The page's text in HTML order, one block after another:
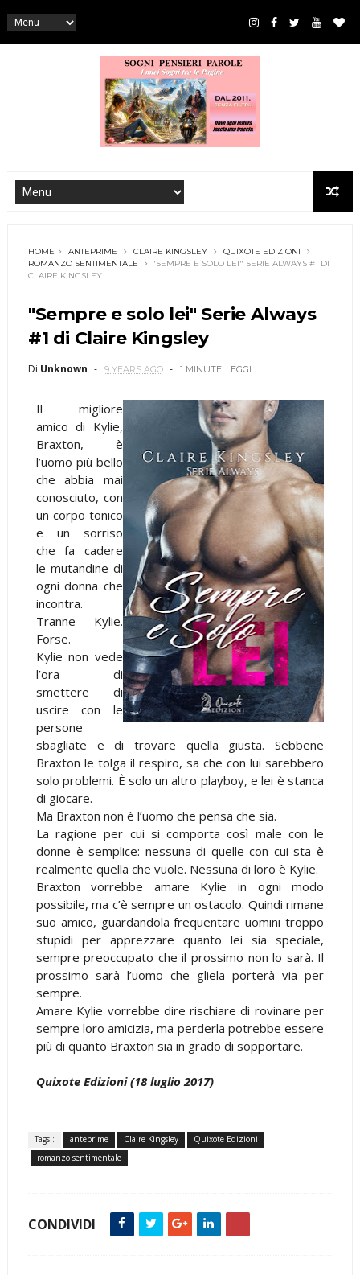
HOME ANTEPRIME CLAIRE KINGSLEY
QUIXOTE EDIZIONI
ROMANZO SENTIMENTALE
"SEMPRE E SOLO LEI" SERIE ALWAYS #1 DI
CLAIRE KINGSLEY
"Sempre e solo lei" Serie Always
#1 di Claire Kingsley
Di Unknown 9 YEARS AGO 1 MINUTE LEGGI
Il migliore
amico di Kylie,
Braxton, è
l’uomo più bello
che abbia mai
conosciuto, con
un corpo tonico
e un sorriso
che fa cadere
le mutandine di
ogni donna che
incontra.
Tranne Kylie.
Forse.
Kylie non vede
l’ora di
smettere di
uscire con le
persone
sbagliate e di trovare quella giusta. Sebbene
Braxton le tolga il respiro, sa che con lui sarebbero
solo problemi. È solo un altro playboy, e lei è stanca
di giocare.
Ma Braxton non è l’uomo che pensa che sia.
La ragione per cui si comporta così male con le
donne è semplice: nessuna di quelle con cui sta è
realmente quella che vuole. Nessuna di loro è Kylie.
Braxton vorrebbe amare Kylie in ogni modo
possibile, ma c’è sempre un ostacolo. Quindi rimane
suo amico, guardandola frequentare uomini troppo
stupidi per apprezzare quanto lei sia speciale,
sempre preoccupato che il prossimo non lo sarà. Il
prossimo sarà l’uomo che gliela porterà via per
sempre.
Amare Kylie vorrebbe dire rischiare di rovinare per
sempre loro amicizia, ma perderla potrebbe essere
più di quanto Braxton sia in grado di sopportare.
Quixote Edizioni (18 luglio 2017)
Tags : anteprime Claire Kingsley
Quixote Edizioni
romanzo sentimentale
CONDIVIDI